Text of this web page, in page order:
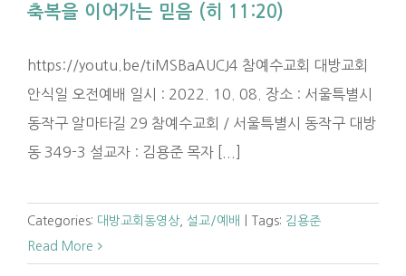
축복을 이어가는 믿음 (히 11:20)
https://youtu.be/tiMSBaAUCJ4 참예수교회 대방교회
안식일 오전예배 일시 : 2022. 10. 08. 장소 : 서울특별시
동작구 알마타길 29 참예수교회 / 서울특별시 동작구 대방
동 349-3 설교자 : 김용준 목자 [...]
Categories: 대방교회동영상 설교/예배 Tags: 김용준
Read More